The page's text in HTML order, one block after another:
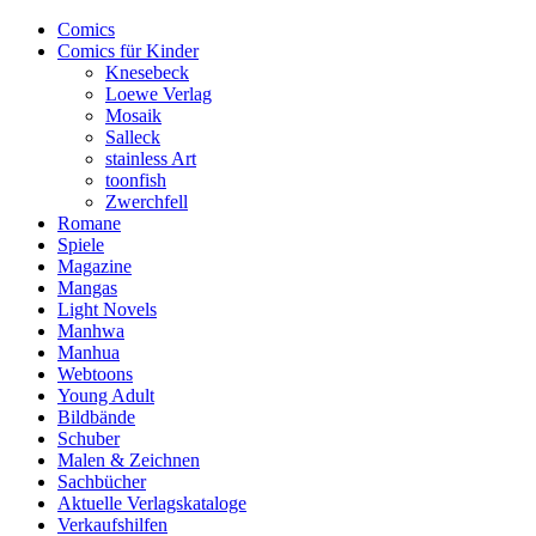
Comics
Comics für Kinder
Knesebeck
Loewe Verlag
Mosaik
Salleck
stainless Art
toonfish
Zwerchfell
Romane
Spiele
Magazine
Mangas
Light Novels
Manhwa
Manhua
Webtoons
Young Adult
Bildbände
Schuber
Malen & Zeichnen
Sachbücher
Aktuelle Verlagskataloge
Verkaufshilfen